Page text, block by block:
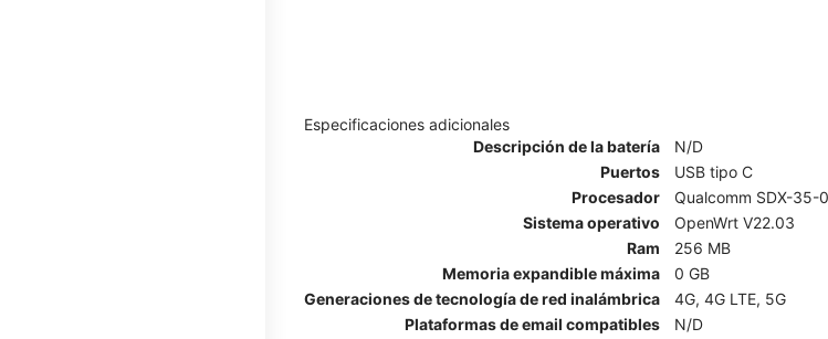
Especificaciones adicionales
Descripción de la batería
N/D
Puertos
USB tipo C
Procesador
Qualcomm SDX-35-
Sistema operativo
OpenWrt V22.03
Ram
256 MB
Memoria expandible máxima
0 GB
Generaciones de tecnología de red inalámbrica
4G, 4G LTE, 5G
Plataformas de email compatibles
N/D